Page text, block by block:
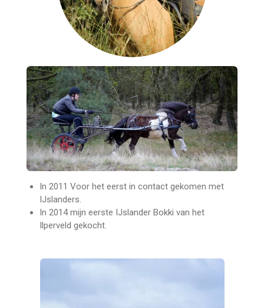
In 2011 Voor het eerst in contact gekomen met
IJslanders.
In 2014 mijn eerste IJslander Bokki van het
Ilperveld gekocht.